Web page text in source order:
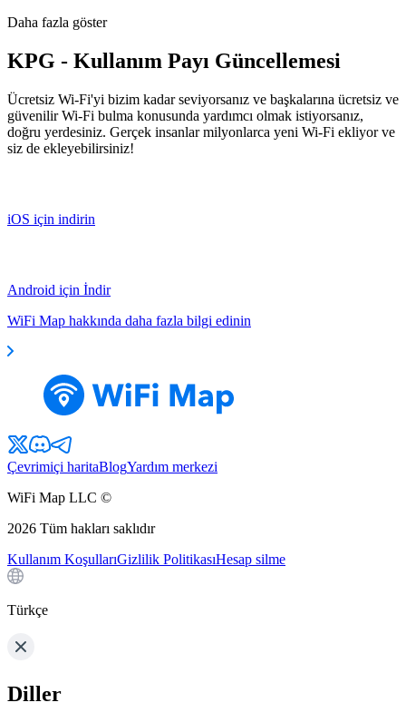
Daha fazla göster
KPG - Kullanım Payı Güncellemesi
Ücretsiz Wi-Fi'yi bizim kadar seviyorsanız ve başkalarına ücretsiz ve
güvenilir Wi-Fi bulma konusunda yardımcı olmak istiyorsanız,
doğru yerdesiniz. Gerçek insanlar milyonlarca yeni Wi-Fi ekliyor ve
siz de ekleyebilirsiniz!
iOS için indirin
Android için İndir
WiFi Map hakkında daha fazla bilgi edinin
Çevrimiçi haritaBlogYardım merkezi
WiFi Map LLC ©
2026 Tüm hakları saklıdır
Kullanım KoşullarıGizlilik PolitikasıHesap silme
Türkçe
Diller